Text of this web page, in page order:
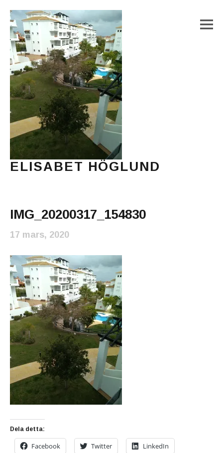
ELISABET HÖGLUND
IMG_20200317_154830
17 mars, 2020
Dela detta:
Facebook Twitter LinkedIn